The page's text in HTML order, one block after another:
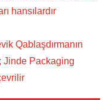
hansılardır
Qablaşdırmanın
Jinde Packaging